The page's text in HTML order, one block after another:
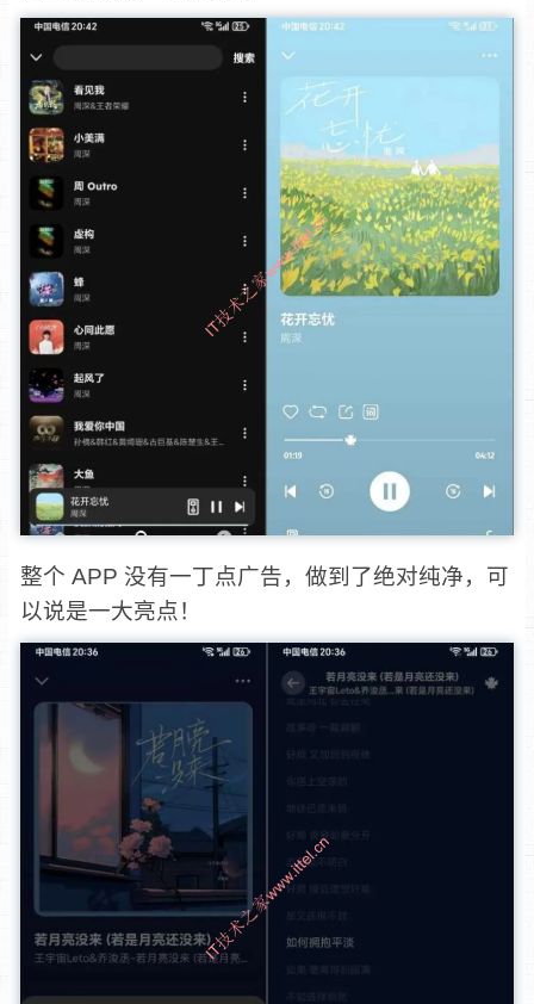
整个 APP 没有一丁点广告，做到了绝对纯净，可
以说是一大亮点！